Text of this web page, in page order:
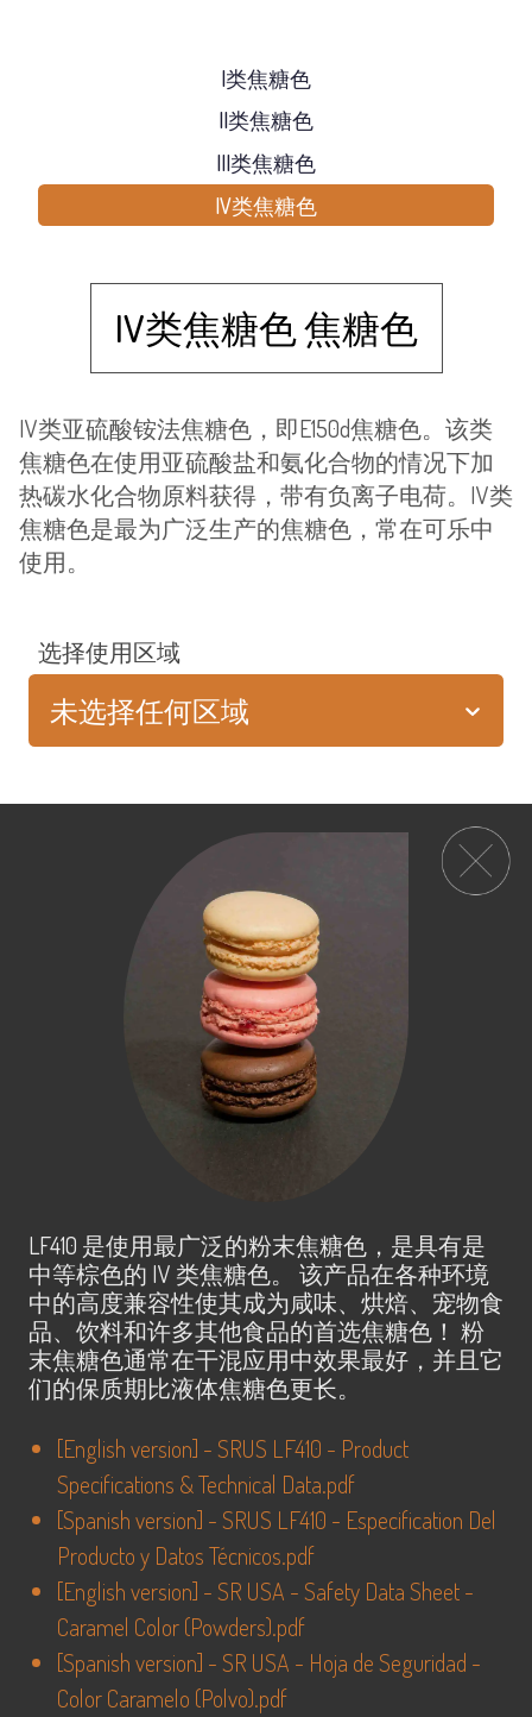
I类焦糖色
II类焦糖色
III类焦糖色
IV类焦糖色
IV类焦糖色 焦糖色
IV类亚硫酸铵法焦糖色，即E150d焦糖色。该类
焦糖色在使用亚硫酸盐和氨化合物的情况下加
热碳水化合物原料获得，带有负离子电荷。IV类
焦糖色是最为广泛生产的焦糖色，常在可乐中
使用。
选择使用区域
未选择任何区域
LF410 是使用最广泛的粉末焦糖色，是具有是
中等棕色的 IV 类焦糖色。 该产品在各种环境
中的高度兼容性使其成为咸味、烘焙、宠物食
品、饮料和许多其他食品的首选焦糖色！ 粉
末焦糖色通常在干混应用中效果最好，并且它
们的保质期比液体焦糖色更长。
[English version] -SRUS LF410 - Product
Specifications & Technical Data.pdf
[Spanish version] -SRUS LF410 - Especification Del
Producto y Datos Técnicos.pdf
[English version] -SR USA - Safety Data Sheet -
Caramel Color (Powders).pdf
[Spanish version] -SR USA - Hoja de Seguridad -
Color Caramelo (Polvo).pdf